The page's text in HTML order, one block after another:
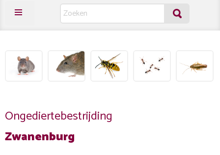
Ongediertebestrijding
Zwanenburg